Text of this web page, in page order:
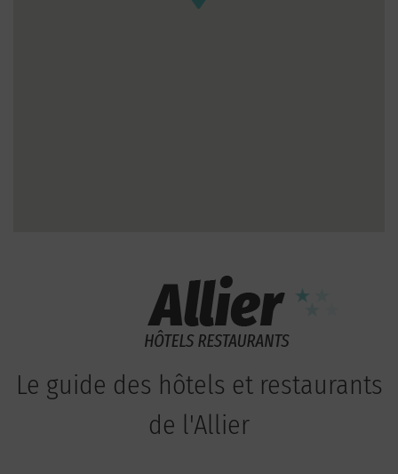
Le guide des hôtels et restaurants
de l'Allier